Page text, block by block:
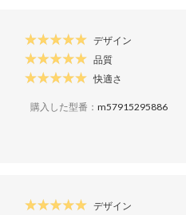
デザイン
品質
快適さ
購入した型番： m57915295886
デザイン